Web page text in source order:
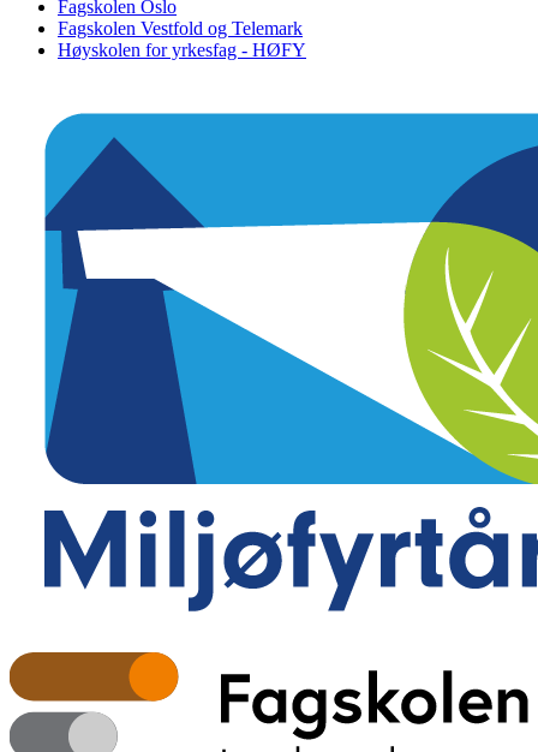
Fagskolen Oslo
Fagskolen Vestfold og Telemark
Høyskolen for yrkesfag - HØFY